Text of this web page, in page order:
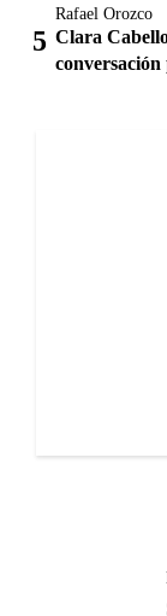
Rafael Orozco
Clara